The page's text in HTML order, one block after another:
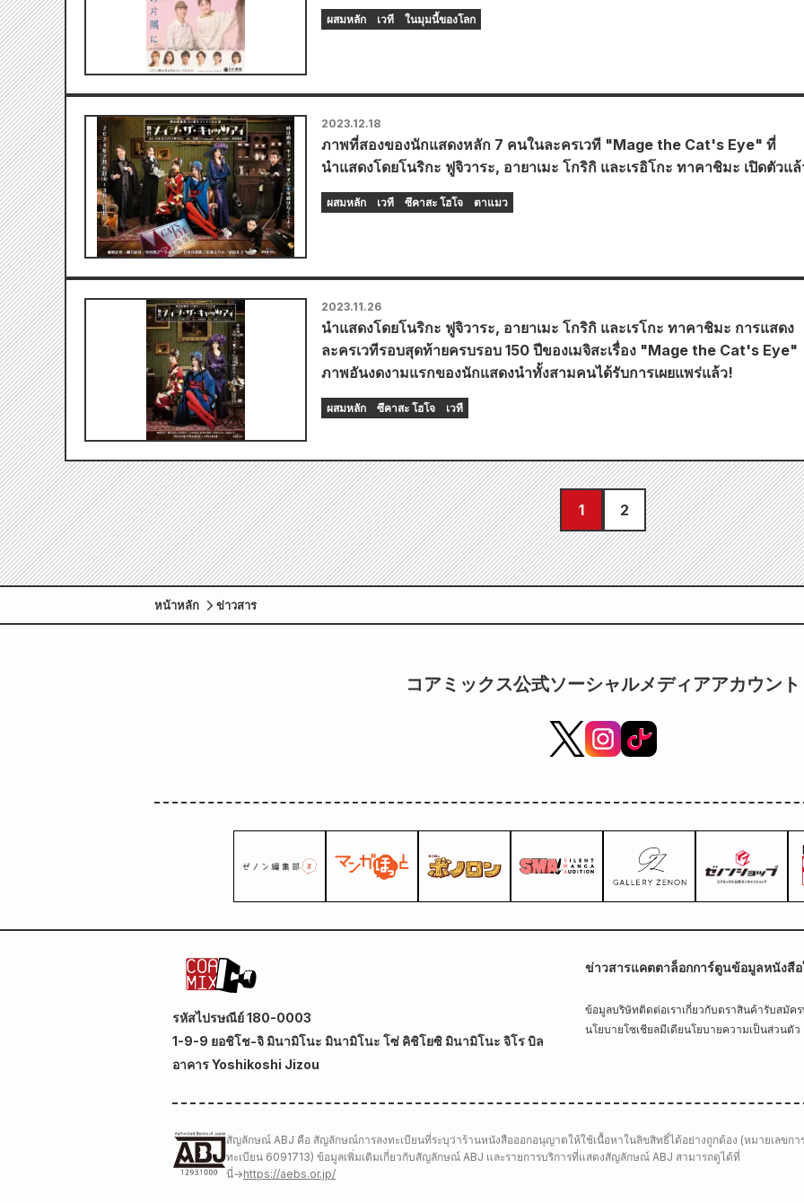
ผสมหลัก เวที ในมุมนี้ของโลก
2023.12.18
ภาพที่สองของนักแสดงหลัก 7 คนในละครเวที "Mage the Cat's Eye" ที่
นำแสดงโดยโนริกะ ฟูจิวาระ, อายาเมะ โกริกิ และเรอิโกะ ทาคาชิมะ เปิดตัวแ
ผสมหลัก เวที ซึคาสะ โฮโจ ตาแมว
2023.11.26
นำแสดงโดยโนริกะ ฟูจิวาระ, อายาเมะ โกริกิ และเรโกะ ทาคาชิมะ การแสดง
ละครเวทีรอบสุดท้ายครบรอบ 150 ปีของเมจิสะเรื่อง "Mage the Cat's Eye"
ภาพอันงดงามแรกของนักแสดงนำทั้งสามคนได้รับการเผยแพร่แล้ว!
ผสมหลัก ซึคาสะ โฮโจ เวที
1 2
หน้าหลัก ข่าวสาร
コアミックス公式ソーシャルメディアアカウント
รหัสไปรษณีย์ 180-0003
1-9-9 ยอชิโช-จิ มินามิโนะ มินามิโนะ โซ่ คิชิโยซิ มินามิโนะ จิโร บิล
อาคาร Yoshikoshi Jizou
ข่าวสารแคตตาล็อกการ์ตูนข้อมูลหนังสื
ข้อมูลบริษัทติดต่อเราเกี่ยวกับตราสินค้ารับสมัค
นโยบายโซเชียลมีเดียนโยบายความเป็นส่วนตัว
สัญลักษณ์ ABJ คือ สัญลักษณ์การลงทะเบียนที่ระบุว่าร้านหนังสือออกอนุญาตให้ใช้เนื้อหาในลิขสิทธิ์ได้อย่างถูกต้อง (หมายเลขกา
ทะเบียน 6091713) ข้อมูลเพิ่มเติมเกี่ยวกับสัญลักษณ์ ABJ และรายการบริการที่แสดงสัญลักษณ์ ABJ สามารถดูได้ที่
นี่→https://aebs.or.jp/